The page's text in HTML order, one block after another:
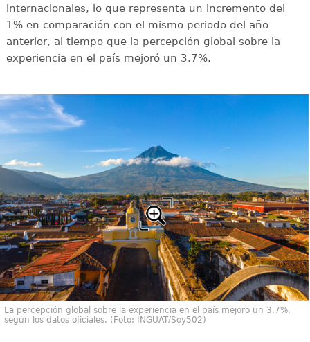
internacionales, lo que representa un incremento del
1% en comparación con el mismo periodo del año
anterior, al tiempo que la percepción global sobre la
experiencia en el país mejoró un 3.7%.
La percepción global sobre la experiencia en el país mejoró un 3.7%,
según los datos oficiales. (Foto: INGUAT/Soy502)